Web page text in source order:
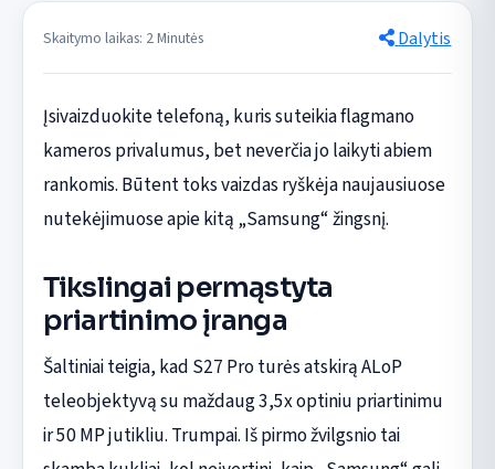
Skaitymo laikas: 2 Minutės Dalytis
Įsivaizduokite telefoną, kuris suteikia flagmano
kameros privalumus, bet neverčia jo laikyti abiem
rankomis. Būtent toks vaizdas ryškėja naujausiuose
nutekėjimuose apie kitą „Samsung“ žingsnį.
Tikslingai permąstyta
priartinimo įranga
Šaltiniai teigia, kad S27 Pro turės atskirą ALoP
teleobjektyvą su maždaug 3,5x optiniu priartinimu
ir 50 MP jutikliu. Trumpai. Iš pirmo žvilgsnio tai